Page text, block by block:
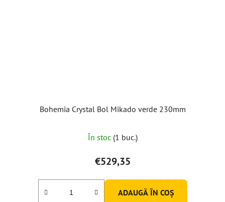
Bohemia Crystal Bol Mikado verde 230mm
În stoc (1 buc.)
€529,35
ADAUGĂ ÎN COŞ